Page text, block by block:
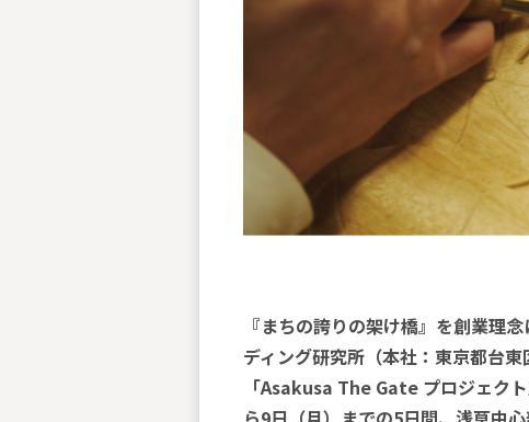
『まちの誇りの架け橋』を創業理
ディング研究所（本社：東京都台
「Asakusa The Gate プロジェク